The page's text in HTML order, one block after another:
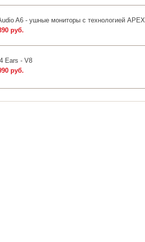
A6 - ушные мониторы с технологией APEX
руб.
Ears - V8
руб.